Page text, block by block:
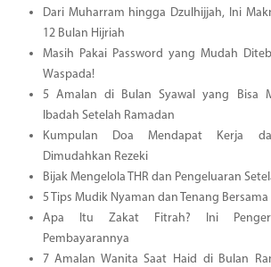
Dari Muharram hingga Dzulhijjah, Ini
12 Bulan Hijriah
Masih Pakai Password yang Mudah
Waspada!
5 Amalan di Bulan Syawal yang Bisa
Ibadah Setelah Ramadan
Kumpulan Doa Mendapat Kerja
Dimudahkan Rezeki
Bijak Mengelola THR dan Pengeluaran
5 Tips Mudik Nyaman dan Tenang
Apa Itu Zakat Fitrah? Ini
Pembayarannya
7 Amalan Wanita Saat Haid di Bulan